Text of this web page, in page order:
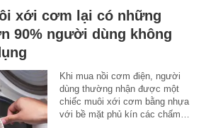
xới cơm lại có những
90% người dùng không
Khi mua nồi cơm điện, người
dùng thường nhận được một
chiếc muôi xới cơm bằng nhựa
với bề mặt phủ kín các chấm…